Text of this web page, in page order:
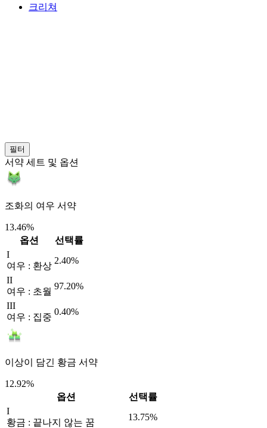
크리쳐
필터
서약 세트 및 옵션
조화의 여우 서약
13.46%
옵션
선택률
I
여우 : 환상
2.40%
II
여우 : 초월
97.20%
III
여우 : 집중
0.40%
이상이 담긴 황금 서약
12.92%
옵션
선택률
I
황금 : 끝나지 않는 꿈
13.75%